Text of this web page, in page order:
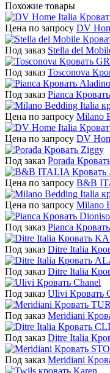
Похожие товары
Цена по запросу DV
Под заказ Stella del
Под заказ Tosconova
Под заказ Pianca
Цена по запросу Milano
Цена по запросу DV
Под заказ Porada
Цена по запросу B&B
Цена по запросу Milano
Под заказ Pianca
Под заказ Ditre Italia
Под заказ Ditre Italia
Под заказ Ulivi Кровать
Под заказ Meridiani
Под заказ Ditre Italia
Под заказ Meridiani